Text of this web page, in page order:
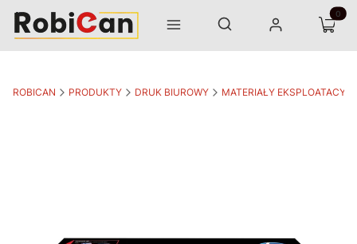
Menu Otwórz wyszukiwarkę
Szukaj Zaloguj się Koszyk
ROBICAN PRODUKTY DRUK BIUROWY MATERIAŁY